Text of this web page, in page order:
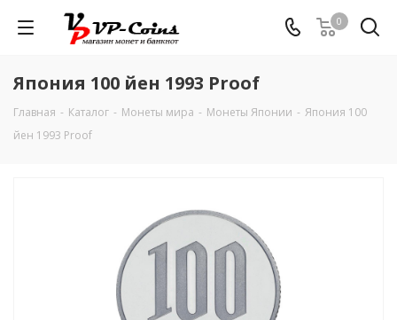
0
Япония 100 йен 1993 Proof
Главная - Каталог - Монеты мира - Монеты Японии - Япония 100
йен 1993 Proof